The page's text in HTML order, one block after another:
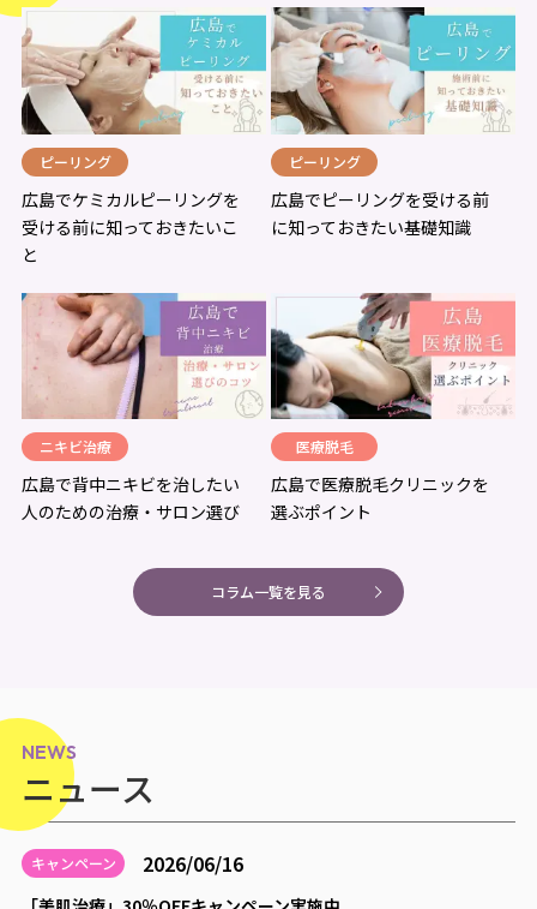
ピーリング
広島でケミカルピーリングを
受ける前に知っておきたいこ
と
ピーリング
広島でピーリングを受ける前
に知っておきたい基礎知識
ニキビ治療
広島で背中ニキビを治したい
人のための治療・サロン選び
医療脱毛
広島で医療脱毛クリニックを
選ぶポイント
コラム一覧を見る
NEWS
ニュース
キャンペーン 2026/06/16